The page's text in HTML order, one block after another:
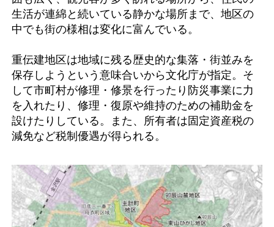
生活が連綿と続いている静かな場所まで、地区の
中でも街の様相は変化に富んでいる。
重伝建地区は地域に残る歴史的な集落・街並みを
保存しようという意味合いから文化庁が指定。そ
して市町村が修理・修景を行ったり防災事業に力
を入れたり、修理・復原や維持のための補助金を
設けたりしている。また、所有者は固定資産税の
減免など税制優遇が得られる。